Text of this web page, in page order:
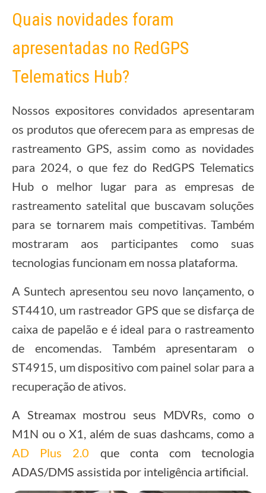
Quais novidades foram
apresentadas no RedGPS
Telematics Hub?
Nossos expositores convidados apresentaram
os produtos que oferecem para as empresas de
rastreamento GPS, assim como as novidades
para 2024, o que fez do RedGPS Telematics
Hub o melhor lugar para as empresas de
rastreamento satelital que buscavam soluções
para se tornarem mais competitivas. Também
mostraram aos participantes como suas
tecnologias funcionam em nossa plataforma.
A Suntech apresentou seu novo lançamento, o
ST4410, um rastreador GPS que se disfarça de
caixa de papelão e é ideal para o rastreamento
de encomendas. Também apresentaram o
ST4915, um dispositivo com painel solar para a
recuperação de ativos.
A Streamax mostrou seus MDVRs, como o
M1N ou o X1, além de suas dashcams, como a
AD Plus 2.0 que conta com tecnologia
ADAS/DMS assistida por inteligência artificial.